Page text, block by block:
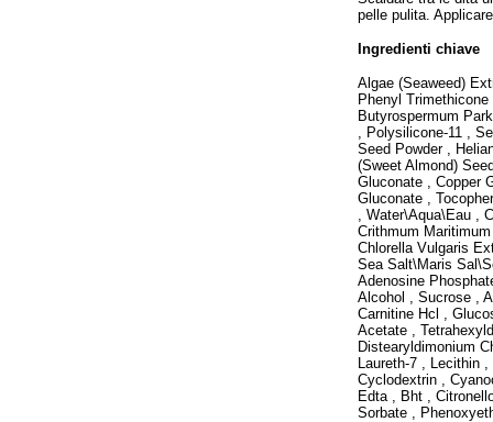
pelle pulita.
Ingredienti chiave
Algae (Seaweed)
Phenyl
Butyrospermum
, Polysilicone-11 ,
Seed Powder ,
(Sweet Almond)
Gluconate , Copper
Gluconate ,
, Water\Aqua\Eau ,
Crithmum
Chlorella Vulgaris
Sea Salt\Maris
Adenosine
Alcohol , Sucrose ,
Carnitine Hcl ,
Acetate ,
Distearyldimonium
Laureth-7 , Lecithin
Cyclodextrin ,
Edta , Bht ,
Sorbate ,